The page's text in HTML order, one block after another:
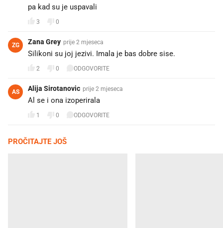
pa kad su je uspavali
3 0
ZG Zana Grey prije 2 mjeseca
Silikoni su joj jezivi. Imala je bas dobre sise.
2 0 ODGOVORITE
AS Alija Sirotanovic prije 2 mjeseca
Al se i ona izoperirala
1 0 ODGOVORITE
PROČITAJTE JOŠ